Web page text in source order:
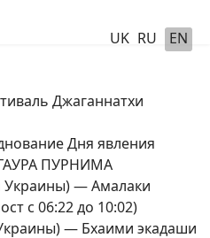
UK RU EN
Джаганнатхи
Дня явления
ПУРНИМА
Украины) — Амалаки
с 06:22 до 10:02)
— Бхаими экадаши